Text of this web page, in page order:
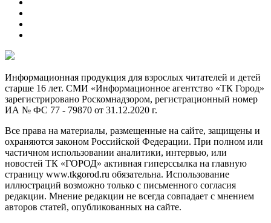
Информационная продукция для взрослых читателей и детей
старше 16 лет. СМИ «Информационное агентство «ТК Город»
зарегистрировано Роскомнадзором, регистрационный номер
ИА № ФС 77 - 79870 от 31.12.2020 г.
Все права на материалы, размещенные на сайте, защищены и
охраняются законом Российской Федерации. При полном или
частичном использовании аналитики, интервью, или
новостей ТК «ГОРОД» активная гиперссылка на главную
страницу www.tkgorod.ru обязательна. Использование
иллюстраций возможно только с письменного согласия
редакции. Мнение редакции не всегда совпадает с мнением
авторов статей, опубликованных на сайте.